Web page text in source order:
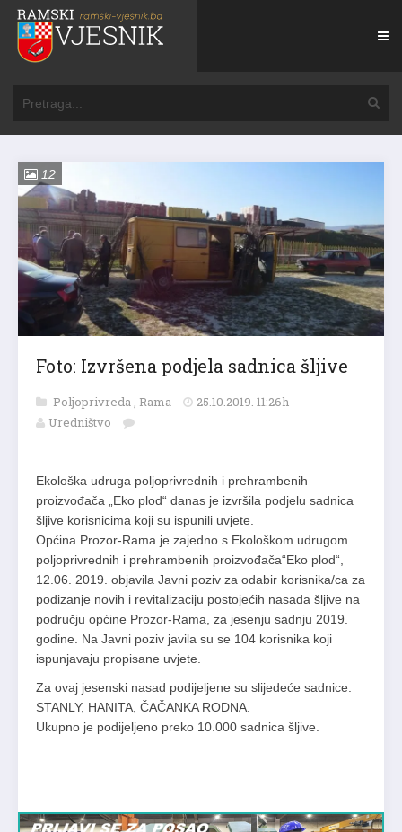
12
Foto: Izvršena podjela sadnica šljive
Poljoprivreda , Rama
25.10.2019. 11:26h
Uredništvo
Ekološka udruga poljoprivrednih i prehrambenih
proizvođača „Eko plod“ danas je izvršila podjelu sadnica
šljive korisnicima koji su ispunili uvjete.
Općina Prozor-Rama je zajedno s Ekološkom udrugom
poljoprivrednih i prehrambenih proizvođača“Eko plod“,
12.06. 2019. objavila Javni poziv za odabir korisnika/ca za
podizanje novih i revitalizaciju postojećih nasada šljive na
području općine Prozor-Rama, za jesenju sadnju 2019.
godine. Na Javni poziv javila su se 104 korisnika koji
ispunjavaju propisane uvjete.
Za ovaj jesenski nasad podijeljene su slijedeće sadnice:
STANLY, HANITA, ČAČANKA RODNA.
Ukupno je podijeljeno preko 10.000 sadnica šljive.